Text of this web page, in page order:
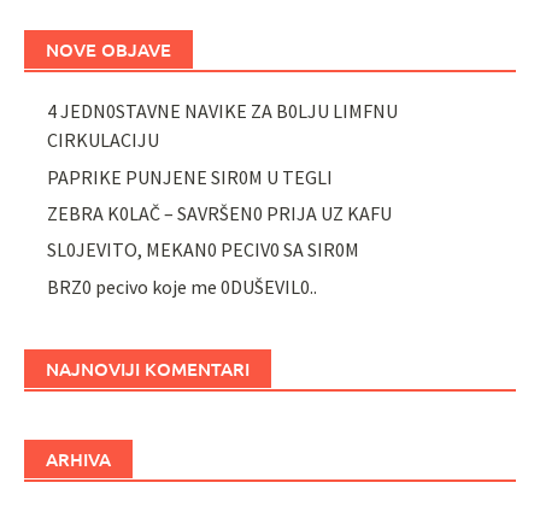
NOVE OBJAVE
4 JEDN0STAVNE NAVIKE ZA B0LJU LIMFNU
CIRKULACIJU
PAPRIKE PUNJENE SIR0M U TEGLI
ZEBRA K0LAČ – SAVRŠEN0 PRIJA UZ KAFU
SL0JEVITO, MEKAN0 PECIV0 SA SIR0M
BRZ0 pecivo koje me 0DUŠEVIL0..
NAJNOVIJI KOMENTARI
ARHIVA